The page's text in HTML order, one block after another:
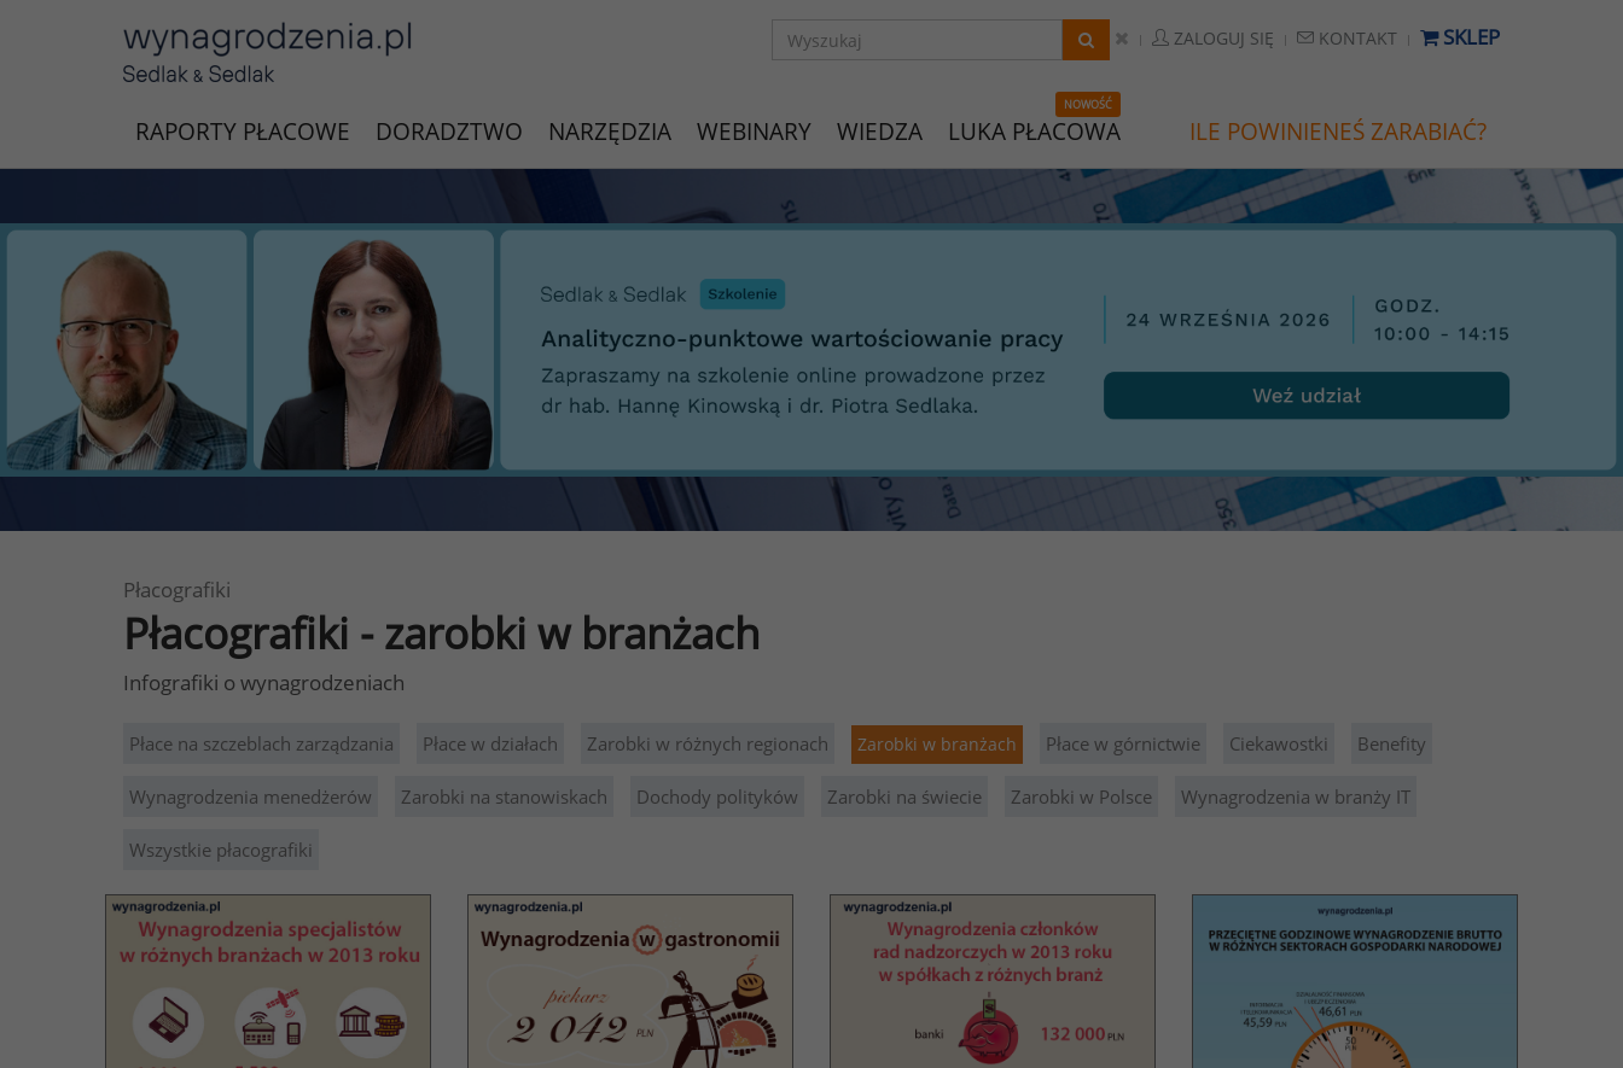
ZALOGUJ SIĘ KONTAKT SKLEP
RAPORTY PŁACOWE DORADZTWO NARZĘDZIA WEBINARY WIEDZA
NOWOŚĆ
LUKA PŁACOWA ILE POWINIENEŚ ZARABIAĆ?
Płacografiki
Płacografiki - zarobki w branżach
Infografiki o wynagrodzeniach
Płace na szczeblach zarządzania Płace w działach Zarobki w różnych regionach Zarobki w branżach Płace w górnictwie Ciekawostki Benefity
Wynagrodzenia menedżerów Zarobki na stanowiskach Dochody polityków Zarobki na świecie Zarobki w Polsce Wynagrodzenia w branży IT
Wszystkie płacografiki